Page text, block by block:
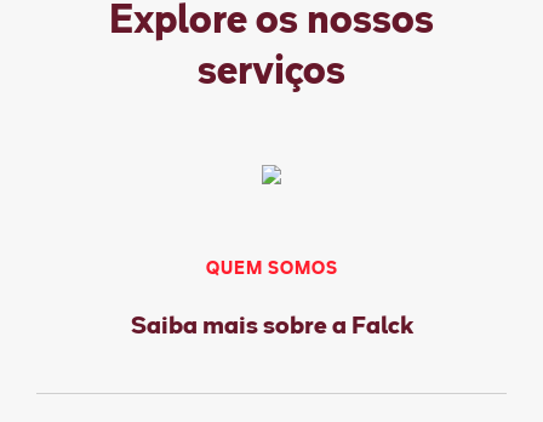
Explore os nossos
serviços
QUEM SOMOS
Saiba mais sobre a Falck